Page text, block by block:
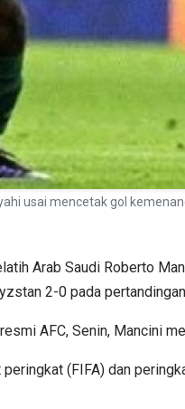
usai mencetak gol
Arab Saudi Roberto
2-0 pada
AFC, Senin, Mancini
(FIFA) dan